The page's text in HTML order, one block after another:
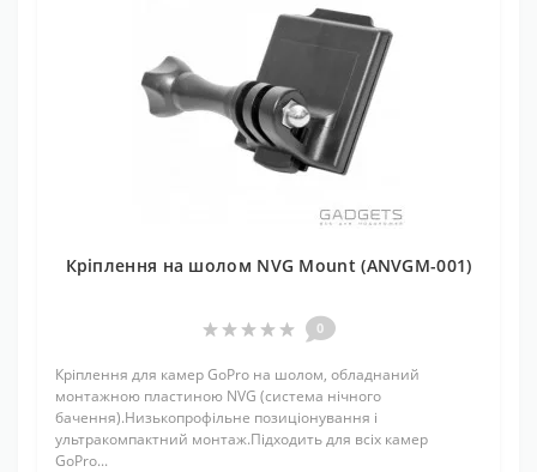
Кріплення на шолом NVG Mount (ANVGM-001)
0
Кріплення для камер GoPro на шолом, обладнаний
монтажною пластиною NVG (система нічного
бачення).Низькопрофільне позиціонування і
ультракомпактний монтаж.Підходить для всіх камер
GoPro...